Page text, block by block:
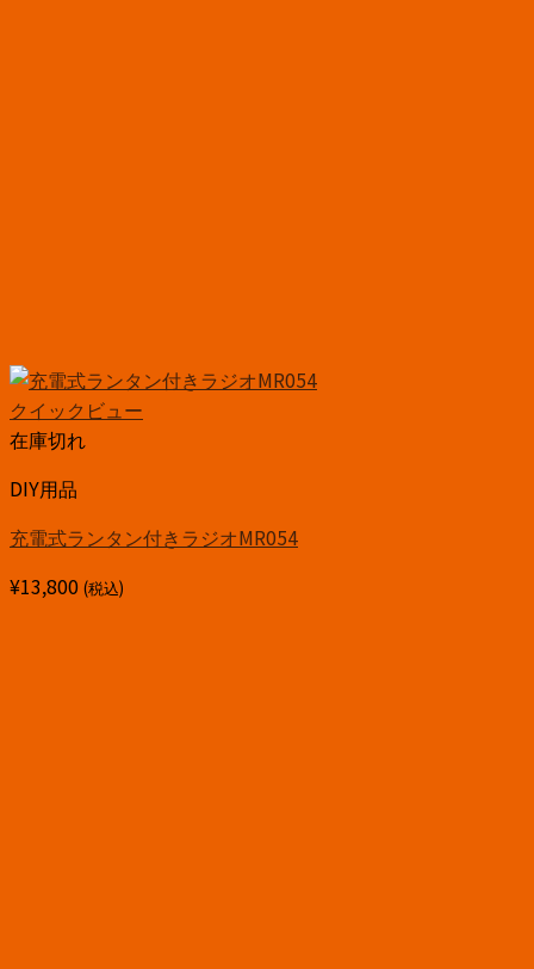
クイックビュー
在庫切れ
DIY用品
充電式ランタン付きラジオMR054
¥13,800 (税込)